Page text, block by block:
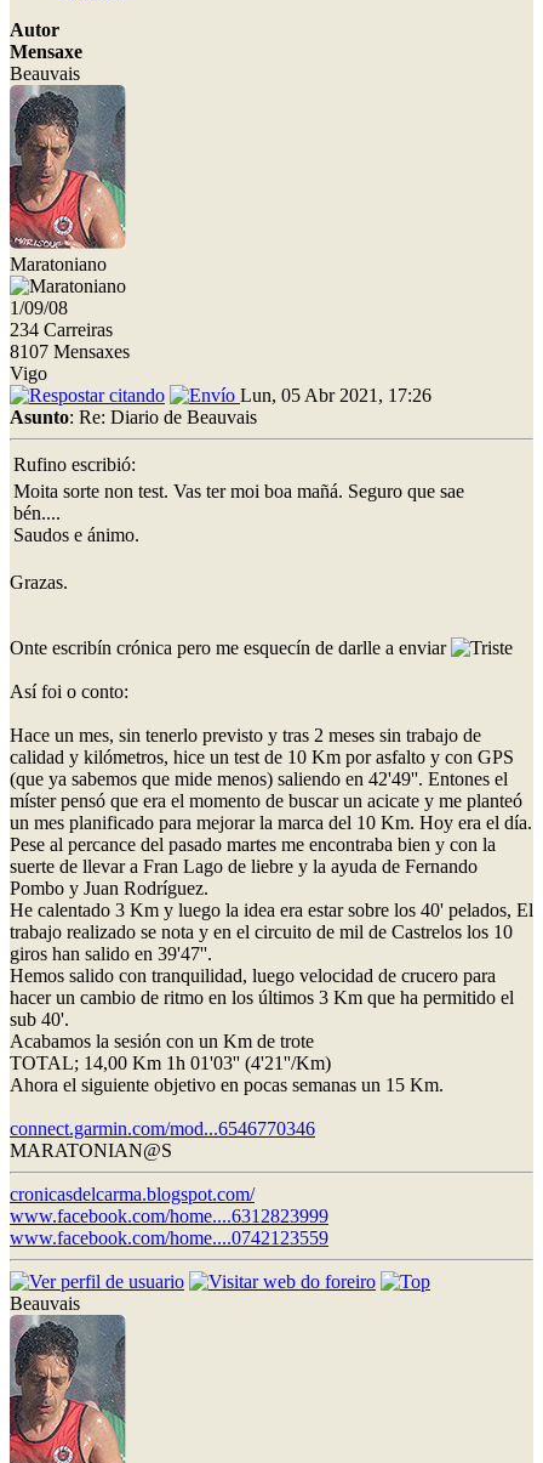
Autor
Mensaxe
Beauvais
Maratoniano
1/09/08
234 Carreiras
8107 Mensaxes
Vigo
Lun, 05 Abr 2021, 17:26
Asunto: Re: Diario de Beauvais
Rufino escribió:
Moita sorte non test. Vas ter moi boa mañá. Seguro que sae
bén....
Saudos e ánimo.
Grazas.
Onte escribín crónica pero me esquecín de darlle a enviar
Así foi o conto:
Hace un mes, sin tenerlo previsto y tras 2 meses sin trabajo de
calidad y kilómetros, hice un test de 10 Km por asfalto y con GPS
(que ya sabemos que mide menos) saliendo en 42'49''. Entones el
míster pensó que era el momento de buscar un acicate y me planteó
un mes planificado para mejorar la marca del 10 Km. Hoy era el día.
Pese al percance del pasado martes me encontraba bien y con la
suerte de llevar a Fran Lago de liebre y la ayuda de Fernando
Pombo y Juan Rodríguez.
He calentado 3 Km y luego la idea era estar sobre los 40' pelados, El
trabajo realizado se nota y en el circuito de mil de Castrelos los 10
giros han salido en 39'47''.
Hemos salido con tranquilidad, luego velocidad de crucero para
hacer un cambio de ritmo en los últimos 3 Km que ha permitido el
sub 40'.
Acabamos la sesión con un Km de trote
TOTAL; 14,00 Km 1h 01'03'' (4'21''/Km)
Ahora el siguiente objetivo en pocas semanas un 15 Km.
connect.garmin.com/mod...6546770346
MARATONIAN@S
cronicasdelcarma.blogspot.com/
www.facebook.com/home....6312823999
www.facebook.com/home....0742123559
Beauvais